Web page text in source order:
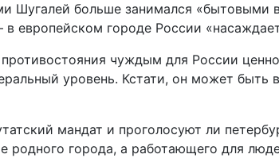
Шугалей больше занимался «бытовыми
в европейском городе России
чуждым для России
уровень. Кстати, он может быть
мандат и проголосуют ли
родного города, а работающего для